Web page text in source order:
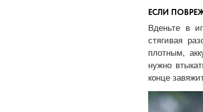
ЕСЛИ
Вденьте в
стягивая
плотным,
нужно
конце